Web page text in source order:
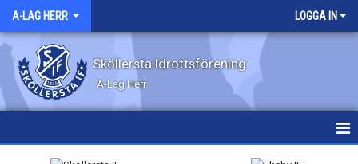
A-LAG HERR LOGGA IN
Sköllersta Idrottsförening
A-Lag Herr